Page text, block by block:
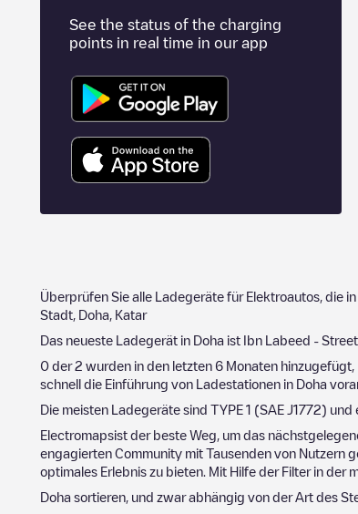
See the status of the charging
points in real time in our app
Überprüfen Sie alle Ladegeräte für Elektroautos, die in
Stadt, Doha Katar
Das neueste Ladegerät in Doha ist Ibn Labeed -
0 der2 wurden in den letzten 6 Monaten hinzugefügt,
schnell die Einführung von Ladestationen in Doha
Die meisten Ladegeräte sind TYPE 1 (SAE J1772) und
Electromapsist der beste Weg, um das
engagierten Community mit Tausenden von Nutzern
optimales Erlebnis zu bieten. Mit Hilfe der Filter in
Doha sortieren, und zwar abhängig von der Art des